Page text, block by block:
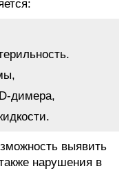
димера,
выявить
нарушения в